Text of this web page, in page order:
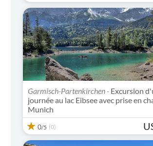
Garmisch-Partenkirchen - Excursion
journée au lac Eibsee avec prise en
Munich
0/5 (0)